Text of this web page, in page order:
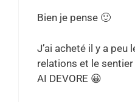
Bien je pense 🙂
J’ai acheté il y a
relations et le
AI DEVORE 😀